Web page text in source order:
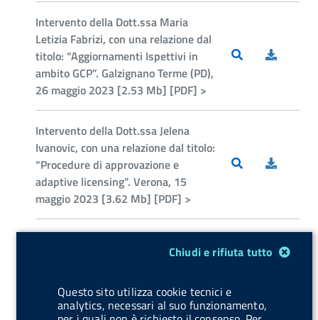
Intervento della Dott.ssa Maria
Letizia Fabrizi, con una relazione dal
titolo: “Aggiornamenti Ispettivi in
ambito GCP”. Galzignano Terme (PD),
26 maggio 2023 [2.53 Mb] [PDF] >
Intervento della Dott.ssa Jelena
Ivanovic, con una relazione dal titolo:
“Procedure di approvazione e
adaptive licensing”. Verona, 15
maggio 2023 [3.62 Mb] [PDF] >
Satriani, con una relazione dal titolo:
Pavia, 12 maggio 2023 [1.53 Mb]
[PDF] >
Chiudi e rifiuta tutto
Questo sito utilizza cookie tecnici e
analytics, necessari al suo funzionamento,